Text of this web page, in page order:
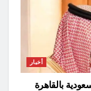
أخبار
بالقاهرة